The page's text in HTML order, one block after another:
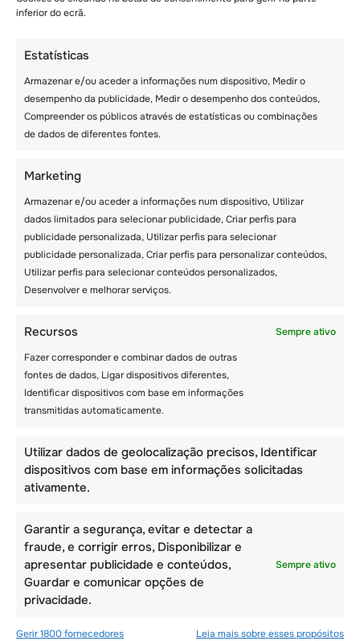
inferior do ecrã.
Estatísticas
Armazenar e/ou aceder a informações num dispositivo, Medir o
desempenho da publicidade, Medir o desempenho dos conteúdos,
Compreender os públicos através de estatísticas ou combinações
de dados de diferentes fontes.
Marketing
Armazenar e/ou aceder a informações num dispositivo, Utilizar
dados limitados para selecionar publicidade, Criar perfis para
publicidade personalizada, Utilizar perfis para selecionar
publicidade personalizada, Criar perfis para personalizar conteúdos,
Utilizar perfis para selecionar conteúdos personalizados,
Desenvolver e melhorar serviços.
Recursos
Sempre ativo
Fazer corresponder e combinar dados de outras
fontes de dados, Ligar dispositivos diferentes,
Identificar dispositivos com base em informações
transmitidas automaticamente.
Utilizar dados de geolocalização precisos, Identificar
dispositivos com base em informações solicitadas
ativamente.
Garantir a segurança, evitar e detectar a
fraude, e corrigir erros, Disponibilizar e
apresentar publicidade e conteúdos,
Guardar e comunicar opções de
privacidade.
Sempre ativo
Gerir 1800 fornecedores Leia mais sobre esses propósitos
mais bem avaliados na Suíça
adolescentes
atividades e orientação adequadas à idade.
Duração:As famílias podem escolher entre
**acampamentos diurnos de curta duração**
(uma a duas semanas) e **acampamentos
residenciais de verão completo** (quatro a
sessões em
alinhamento com as férias escolares.
Preferências de atividades:Cada criança
tem interesses únicos – algumas podem
prosperar em **treinamento esportivo
intensivo** com atividades comotênise
**passeio a cavalo**, enquanto outras
podem ser atraídas por
acampamentos, inclusive o
Les Elfes
mistura bem equilibrada deesportes,
acampamentos de aventura, cursos de
idiomas e viagens culturaisa cidades como
Genebra, Lausanne e Montreux
**acampamento de verão internacional de
alta qualidade** promove amizades entre
campistas de diversas **nacionalidades**.
Les Elfesenfatizam o trabalho em equipe, a
liderança e o desenvolvimento da confiança
por meio de um currículo estruturado.
Instalações de internato e campus:
escolha de um
acampamento residencial
aos campistas acomodações de alta